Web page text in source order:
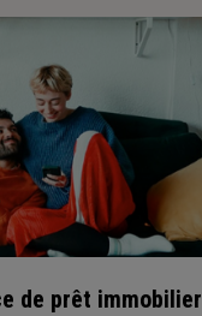
de prêt immobilier